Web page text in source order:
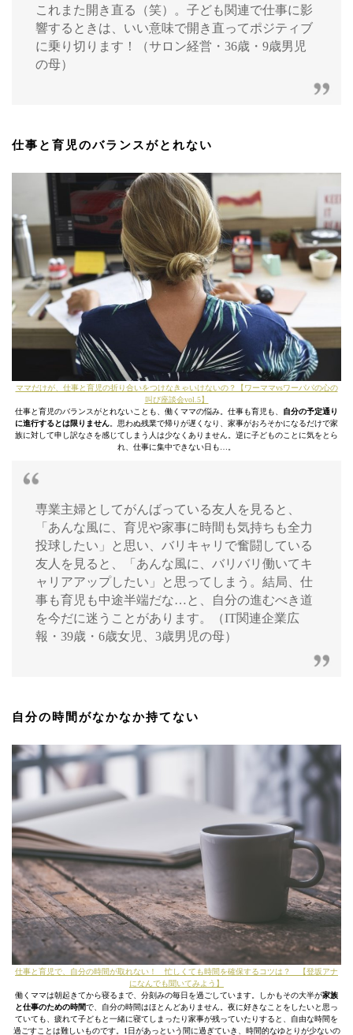
これまた開き直る（笑）。子ども関連で仕事に影
響するときは、いい意味で開き直ってポジティブ
に乗り切ります！（サロン経営・36歳・9歳男児
の母）
仕事と育児のバランスがとれない
ママだけが、仕事と育児の折り合いをつけなきゃいけないの？【ワーママvsワーパパの心の
叫び座談会vol.5】
仕事と育児のバランスがとれないことも、働くママの悩み。仕事も育児も、 自分の予定通り
に進行するとは限りません 。思わぬ残業で帰りが遅くなり、家事がおろそかになるだけで家
族に対して申し訳なさを感じてしまう人は少なくありません。逆に子どものことに気をとら
れ、仕事に集中できない日も…。
専業主婦としてがんばっている友人を見ると、
「あんな風に、育児や家事に時間も気持ちも全力
投球したい」と思い、バリキャリで奮闘している
友人を見ると、「あんな風に、バリバリ働いてキ
ャリアアップしたい」と思ってしまう。結局、仕
事も育児も中途半端だな…と、自分の進むべき道
を今だに迷うことがあります。（IT関連企業広
報・39歳・6歳女児、3歳男児の母）
自分の時間がなかなか持てない
仕事と育児で、自分の時間が取れない！ 忙しくても時間を確保するコツは？ 【登坂アナ
になんでも聞いてみよう】
働くママは朝起きてから寝るまで、分刻みの毎日を過ごしています。しかもその大半が家族
と仕事のための時間で、自分の時間はほとんどありません。夜に好きなことをしたいと思っ
ていても、疲れて子どもと一緒に寝てしまったり家事が残っていたりすると、自由な時間を
過ごすことは難しいものです。1日があっという間に過ぎていき、時間的なゆとりが少ないの